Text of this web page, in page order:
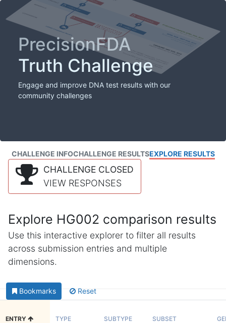
PrecisionFDA
Truth Challenge
Engage and improve DNA test results with our
community challenges
CHALLENGE INFOCHALLENGE RESULTSEXPLORE RESULTS
CHALLENGE CLOSED
VIEW RESPONSES
Explore HG002 comparison results
Use this interactive explorer to filter all results
across submission entries and multiple
dimensions.
Bookmarks Reset
ENTRY TYPE SUBTYPE SUBSET